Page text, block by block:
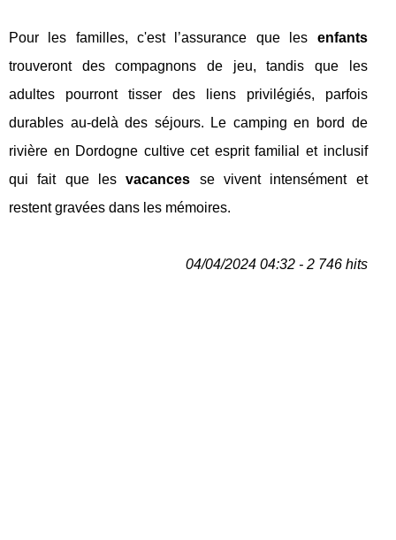
Pour les familles, c'est l’assurance que les enfants
trouveront des compagnons de jeu, tandis que les
adultes pourront tisser des liens privilégiés, parfois
durables au-delà des séjours. Le camping en bord de
rivière en Dordogne cultive cet esprit familial et inclusif
qui fait que lesvacances se vivent intensément et
restent gravées dans les mémoires.
04/04/2024 04:32 - 2 746 hits